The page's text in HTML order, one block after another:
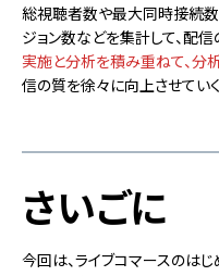
総視聴者数や最大同時接続数
ジョン数などを集計して、配信
実施と分析を積み重ねて、分
信の質を徐々に向上させていく
さいごに
今回は、ライブコマースのは